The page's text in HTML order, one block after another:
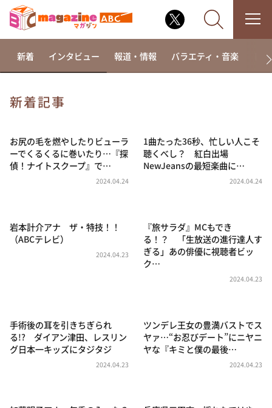
相席食堂
これ余談なんですけど・・・
～人生密着トークバラエティ！～ やすとものいたっ
news おかえり
河合＆A.B.C-Z塚田×福井アナ「なんでやねん！？」
（news おかえり）
朝だ！生です旅サラダ
教えて！ニュースライブ 正義のミカタ
ＬＩＦＥ～夢のカタチ～
新着 インタビュー 報道・情報 バラエティ・音楽 ド
新着記事
お尻の毛を燃やしたりビューラ
ーでくるくるに巻いたり…『探
偵！ナイトスクープ』で…
2024.04.24
1曲たった36秒、忙しい人こそ
聴くべし？ 紅白出場
NewJeansの最短楽曲に…
2024.04.24
岩本計介アナ ザ・特技！！
（ABCテレビ）
2024.04.23
『旅サラダ』MCもでき
る！？ 「生放送の進行達人す
ぎる」あの俳優に視聴者ビッ
ク…
2024.04.23
手術後の耳を引きちぎられ
る!? ダイアン津田、レスリン
グ日本一キッズにタジタジ
2024.04.23
ツンデレ王女の豊満バストでス
ヤァ…“お忍びデート”にニヤニ
ヤな『キミと僕の最後…
2024.04.23